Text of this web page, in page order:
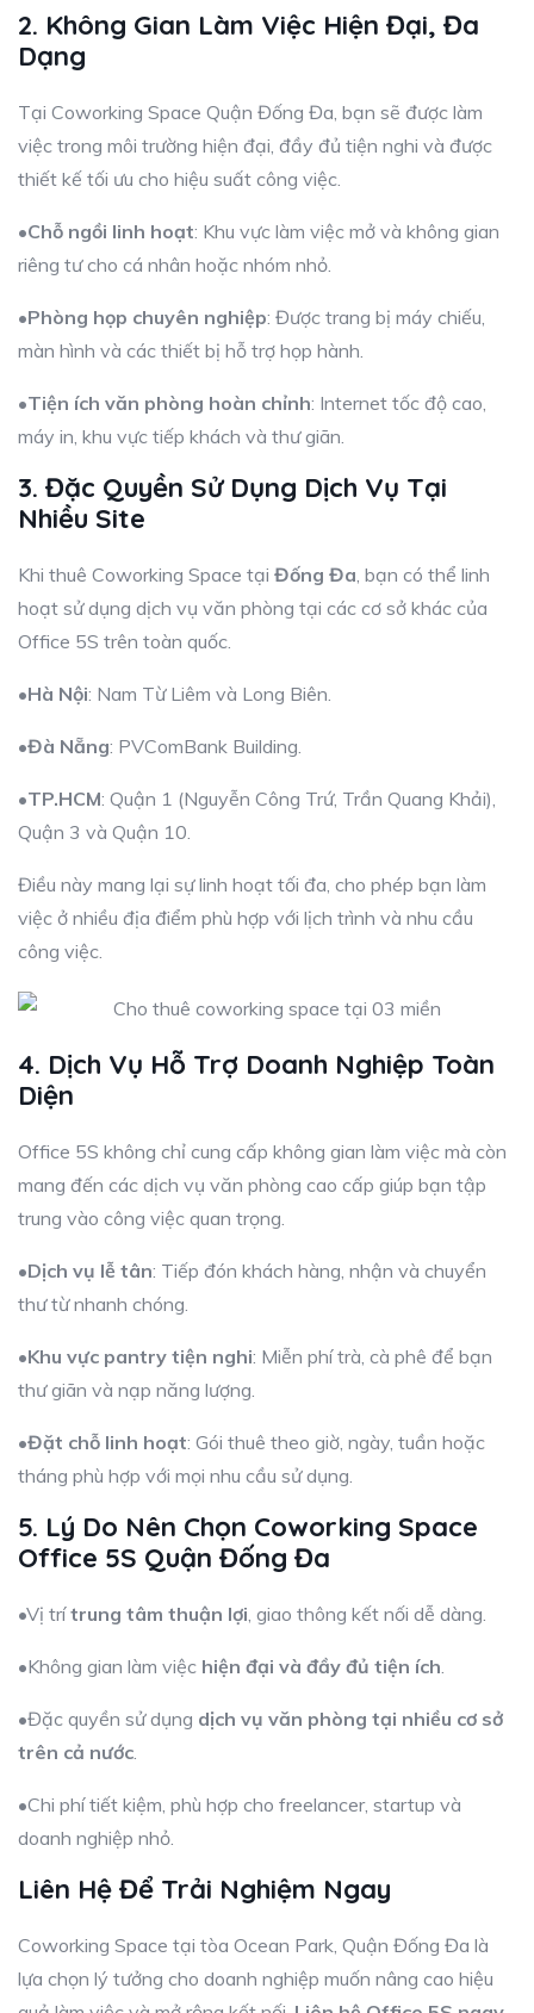
2. Không Gian Làm Việc Hiện Đại, Đa
Dạng
Tại Coworking Space Quận Đống Đa, bạn sẽ được làm
việc trong môi trường hiện đại, đầy đủ tiện nghi và được
thiết kế tối ưu cho hiệu suất công việc.
•Chỗ ngồi linh hoạt: Khu vực làm việc mở và không gian
riêng tư cho cá nhân hoặc nhóm nhỏ.
•Phòng họp chuyên nghiệp: Được trang bị máy chiếu,
màn hình và các thiết bị hỗ trợ họp hành.
•Tiện ích văn phòng hoàn chỉnh: Internet tốc độ cao,
máy in, khu vực tiếp khách và thư giãn.
3. Đặc Quyền Sử Dụng Dịch Vụ Tại
Nhiều Site
Khi thuê Coworking Space tại Đống Đa, bạn có thể linh
hoạt sử dụng dịch vụ văn phòng tại các cơ sở khác của
Office 5S trên toàn quốc.
•Hà Nội: Nam Từ Liêm và Long Biên.
•Đà Nẵng: PVComBank Building.
•TP.HCM: Quận 1 (Nguyễn Công Trứ, Trần Quang Khải),
Quận 3 và Quận 10.
Điều này mang lại sự linh hoạt tối đa, cho phép bạn làm
việc ở nhiều địa điểm phù hợp với lịch trình và nhu cầu
công việc.
4. Dịch Vụ Hỗ Trợ Doanh Nghiệp Toàn
Diện
Office 5S không chỉ cung cấp không gian làm việc mà còn
mang đến các dịch vụ văn phòng cao cấp giúp bạn tập
trung vào công việc quan trọng.
•Dịch vụ lễ tân: Tiếp đón khách hàng, nhận và chuyển
thư từ nhanh chóng.
•Khu vực pantry tiện nghi: Miễn phí trà, cà phê để bạn
thư giãn và nạp năng lượng.
•Đặt chỗ linh hoạt: Gói thuê theo giờ, ngày, tuần hoặc
tháng phù hợp với mọi nhu cầu sử dụng.
5. Lý Do Nên Chọn Coworking Space
Office 5S Quận Đống Đa
•Vị trítrung tâm thuận lợi, giao thông kết nối dễ dàng.
•Không gian làm việc hiện đại và đầy đủ tiện ích.
•Đặc quyền sử dụng dịch vụ văn phòng tại nhiều cơ sở
trên cả nước.
•Chi phí tiết kiệm, phù hợp cho freelancer, startup và
doanh nghiệp nhỏ.
Liên Hệ Để Trải Nghiệm Ngay
Coworking Space tại tòa Ocean Park, Quận Đống Đa là
lựa chọn lý tưởng cho doanh nghiệp muốn nâng cao hiệu